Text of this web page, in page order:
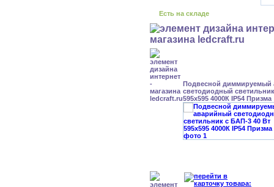
Есть на складе
Подвесной диммируемый
светодиодный
595x595 4000К IP54 Призма